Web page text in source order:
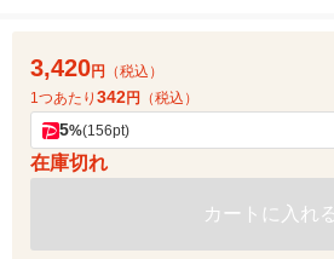
3,420円
（税込）
1つあたり 342円 （税込）
5%(156pt)
在庫切れ
カートに入れ